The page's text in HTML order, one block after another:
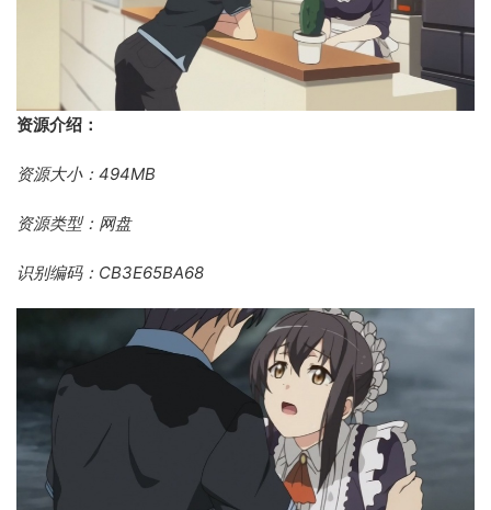
资源介绍：
资源大小：494MB
资源类型：网盘
识别编码：CB3E65BA68